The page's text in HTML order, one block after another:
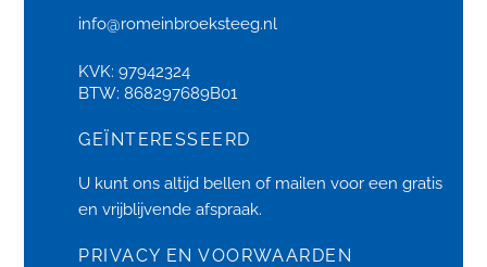
info@romeinbroeksteeg.nl
KVK: 97942324
BTW: 868297689B01
GEÏNTERESSEERD
U kunt ons altijd bellen of mailen voor een gratis
en vrijblijvende afspraak.
PRIVACY EN VOORWAARDEN